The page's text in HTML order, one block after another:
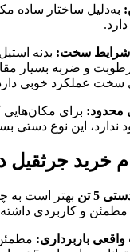
به‌دلیل ساختار ساده
شرایط سخت: بدنه
رطوبت و ضربه بسیار
سخت عملکرد خوبی
محدود: برای
ندارد، این نوع دستی
جرثقیل
5 تن
بهتر است به
مطمئن و کاربردی
باربرداری: